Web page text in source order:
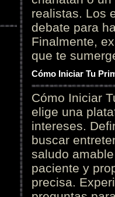
realistas. Los
debate para
Finalmente,
que te
Cómo Iniciar Tu
Cómo Iniciar
elige una
intereses.
buscar
saludo
paciente y
precisa.